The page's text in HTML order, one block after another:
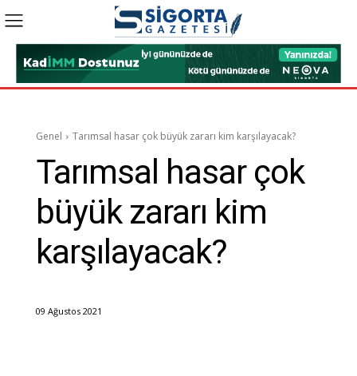
Genel Tarımsal hasar çok büyük zararı kim karşılayacak?
Tarımsal hasar çok
büyük zararı kim
karşılayacak?
09 Ağustos 2021